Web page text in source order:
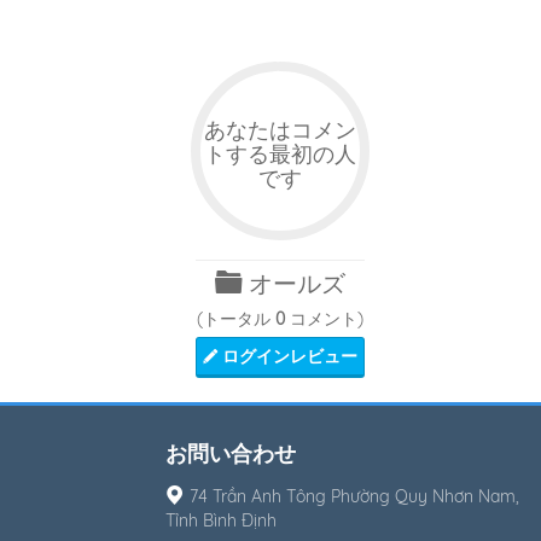
あなたはコメン
トする最初の人
です
オールズ
(トータル 0 コメント)
ログインレビュー
お問い合わせ
74 Trần Anh Tông Phường Quy Nhơn Nam,
Tỉnh Bình Định